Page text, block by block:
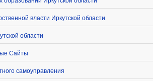
власти Иркутской области
области
Сайты
самоуправления